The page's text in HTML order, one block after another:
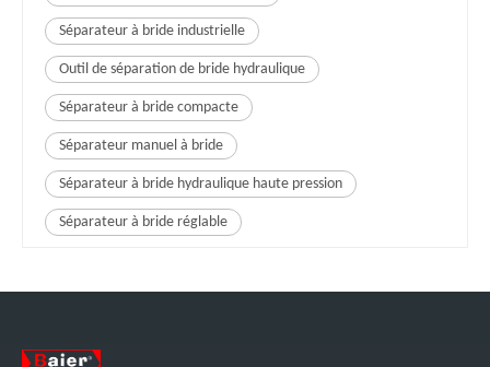
Séparateur à bride industrielle
Outil de séparation de bride hydraulique
Séparateur à bride compacte
Séparateur manuel à bride
Séparateur à bride hydraulique haute pression
Séparateur à bride réglable